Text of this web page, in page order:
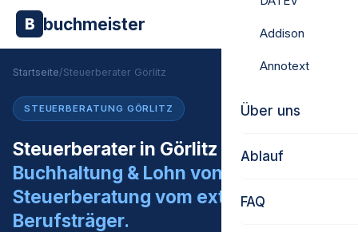
B buchmeister Addison
Annotext
Über uns
Ablauf
FAQ
Startseite/Steuerberater Görlitz
STEUERBERATUNG GÖRLITZ
Steuerberater in Görlitz gesucht?
Buchhaltung & Lohn von uns.
Steuerberatung vom externen
Berufsträger.